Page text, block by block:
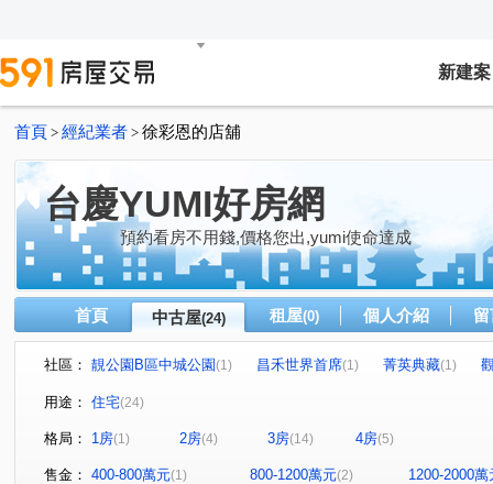
新建案
首頁 > 經紀業者 > 徐彩恩的店舖
台慶YUMI好房網
預約看房不用錢,價格您出,yumi使命達成
首頁 中古屋(24) 租屋(0) 個人介紹
社區： 靚公園B區中城公園(1) 昌禾世界首席(1) 菁英典藏(1)
活力館
原風景
昌禾世界島 春福春樹 (1) 合新璞遇
慈祥路(1) 長春街 龍山東路(1) 金山二十三街 (1)
用途： 住宅(24)
格局： 1房(1) 2房(4) 3房(14) 4房(5)
售金： 400-800萬元(1) 800-1200萬元(2) 1200-2000萬